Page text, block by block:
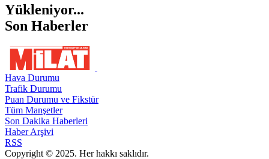
Yükleniyor...
Son Haberler
Hava Durumu
Trafik Durumu
Puan Durumu ve Fikstür
Tüm Manşetler
Son Dakika Haberleri
Haber Arşivi
RSS
Copyright © 2025. Her hakkı saklıdır.